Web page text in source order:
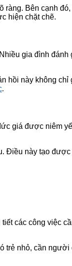
Bên cạnh đó,
hiện chặt chẽ.
gia đình đánh
hồi này không chỉ
.
giá được niêm
Điều này tạo
các công việc
trẻ nhỏ, cần người